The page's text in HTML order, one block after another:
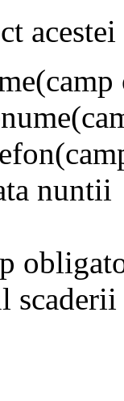
nuntii
scaderii